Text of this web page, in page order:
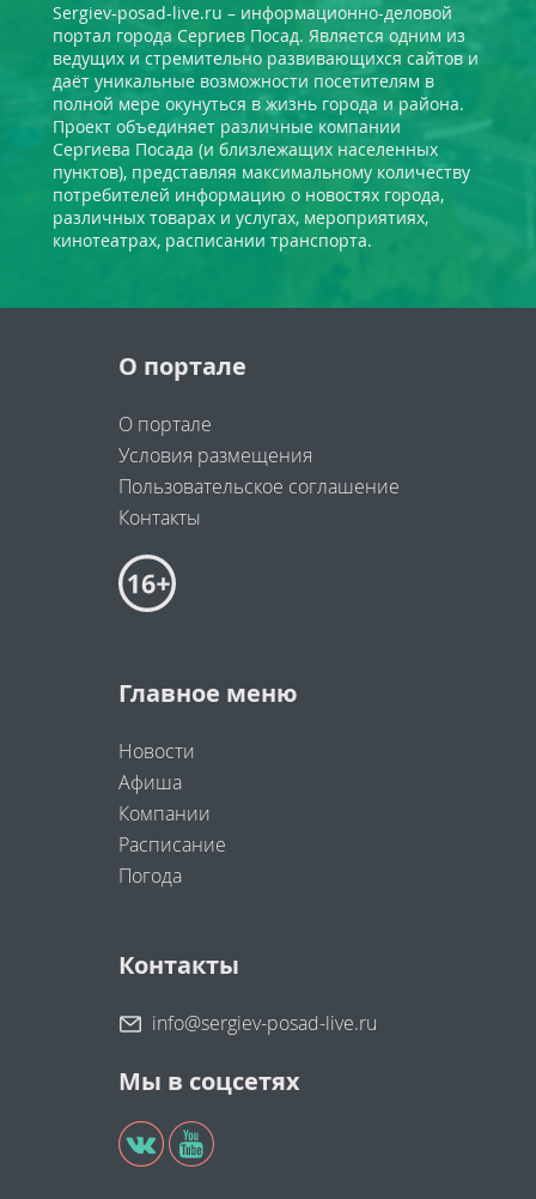
Sergiev-posad-live.ru – информационно-деловой
портал города Сергиев Посад. Является одним из
ведущих и стремительно развивающихся сайтов и
даёт уникальные возможности посетителям в
полной мере окунуться в жизнь города и района.
Проект объединяет различные компании
Сергиева Посада (и близлежащих населенных
пунктов), представляя максимальному количеству
потребителей информацию о новостях города,
различных товарах и услугах, мероприятиях,
кинотеатрах, расписании транспорта.
О портале
О портале
Условия размещения
Пользовательское соглашение
Контакты
Главное меню
Новости
Афиша
Компании
Расписание
Погода
Контакты
info@sergiev-posad-live.ru
Мы в соцсетях